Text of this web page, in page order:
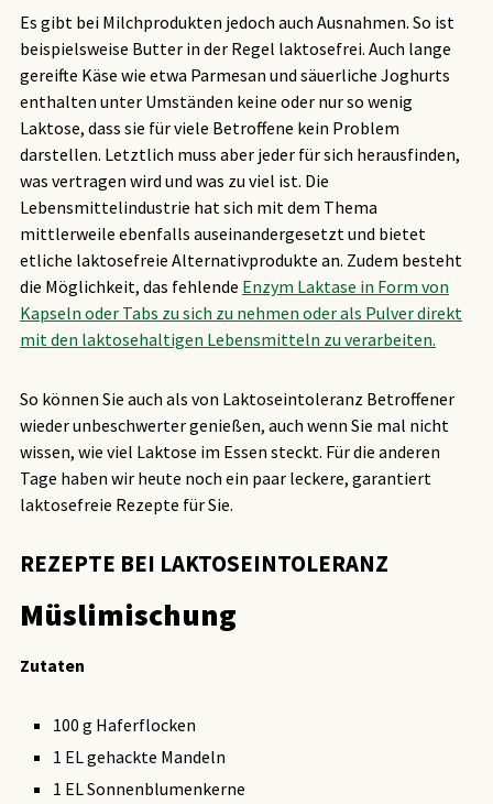
Es gibt bei Milchprodukten jedoch auch Ausnahmen. So ist
beispielsweise Butter in der Regel laktosefrei. Auch lange
gereifte Käse wie etwa Parmesan und säuerliche Joghurts
enthalten unter Umständen keine oder nur so wenig
Laktose, dass sie für viele Betroffene kein Problem
darstellen. Letztlich muss aber jeder für sich herausfinden,
was vertragen wird und was zu viel ist. Die
Lebensmittelindustrie hat sich mit dem Thema
mittlerweile ebenfalls auseinandergesetzt und bietet
etliche laktosefreie Alternativprodukte an. Zudem besteht
die Möglichkeit, das fehlende Enzym Laktase in Form von
Kapseln oder Tabs zu sich zu nehmen oder als Pulver direkt
mit den laktosehaltigen Lebensmitteln zu verarbeiten.
So können Sie auch als von Laktoseintoleranz Betroffener
wieder unbeschwerter genießen, auch wenn Sie mal nicht
wissen, wie viel Laktose im Essen steckt. Für die anderen
Tage haben wir heute noch ein paar leckere, garantiert
laktosefreie Rezepte für Sie.
REZEPTE BEI LAKTOSEINTOLERANZ
Müslimischung
Zutaten
100 g Haferflocken
1 EL gehackte Mandeln
1 EL Sonnenblumenkerne